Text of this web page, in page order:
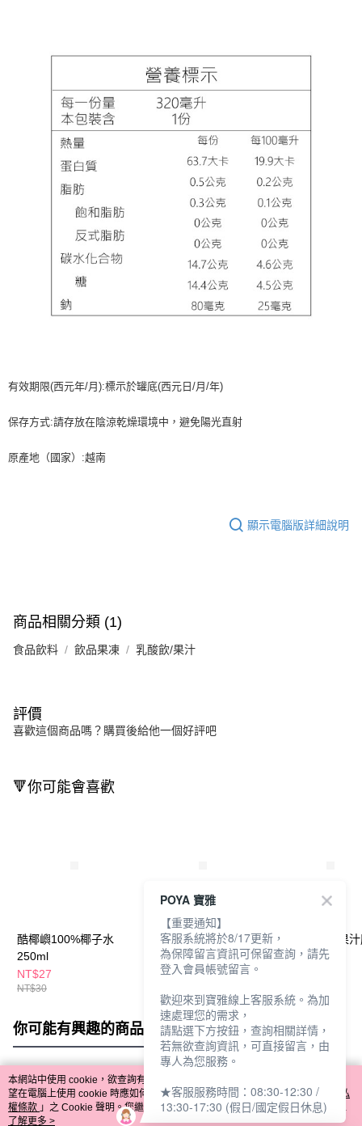
有效期限(西元年/月):標示於罐底(西元日/月/年)
保存方式:請存放在陰涼乾燥環境中，避免陽光直射
原產地（國家）:越南
顯示電腦版詳細說明
商品相關分類 (1)
食品飲料 飲品果凍 乳酸飲/果汁
評價
喜歡這個商品嗎？購買後給他一個好評吧
🔻你可能會喜歡
酷椰嶼100%椰子水
250ml
NT$27
NT$30
酷椰嶼椰子俱樂部
100%椰子水350ml
NT$33
FRUDIA鮮榨果
膜20ml-椰子
你可能有興趣的商品 全站排行
熱門標籤
本網站中使用 cookie，欲查詢有關本網站使用 cookie 方式之詳情，及若您不希
望在電腦上使用 cookie 時應如何變更電腦的 cookie 設定，請參閱本網站「
隱私
權條款 」之 Cookie 聲明。您繼續使用本網站即表示您同意本公司得按本網站使
用條款之 Cookie 聲明使用 cookie。
了解更多 >
POYA 寶雅
【重要通知】
客服系統將於8/17更新，
為保障留言資訊可保留查詢，請先
登入會員帳號留言。
歡迎來到寶雅線上客服系統。為加
速處理您的需求，
請點選下方按鈕，查詢相關詳情，
若無欲查詢資訊，可直接留言，由
專人為您服務。
★客服服務時間：08:30-12:30 /
13:30-17:30 (假日/國定假日休息)